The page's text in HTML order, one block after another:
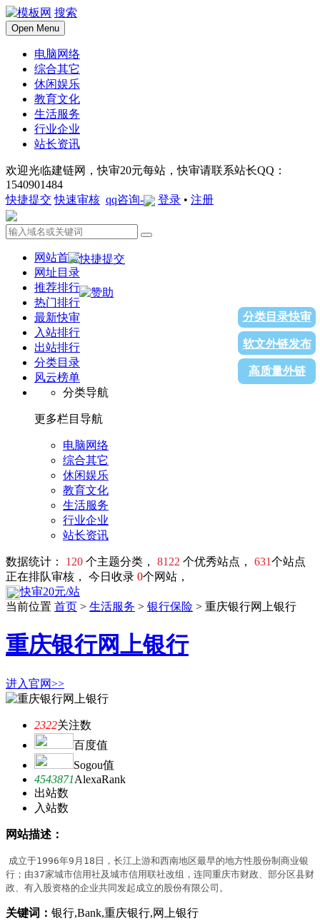
搜索
Open Menu
电脑网络
综合其它
休闲娱乐
教育文化
生活服务
行业企业
站长资讯
欢迎光临建链网，快审20元每站，快审请联系站长QQ：
1540901484
快捷提交 快速审核 qq咨询- 登录 • 注册
网站首页
网址目录
推荐排行
热门排行
最新快审
入站排行
出站排行
分类目录
风云榜单
分类导航
更多栏目导航
电脑网络
综合其它
休闲娱乐
教育文化
生活服务
行业企业
站长资讯
数据统计： 120 个主题分类， 8122 个优秀站点， 631个站点
正在排队审核， 今日收录 0个网站，
快审20元/站
分类目录快审
软文外链发布
高质量外链
当前位置 首页 > 生活服务 > 银行保险 > 重庆银行网上银行
重庆银行网上银行
进入官网>>
2322关注数
百度值
Sogou值
4543871AlexaRank
出站数
入站数
网站描述：
成立于1996年9月18日，长江上游和西南地区最早的地方性股份制商业银
行；由37家城市信用社及城市信用联社改组，连同重庆市财政、部分区县财
政、有入股资格的企业共同发起成立的股份有限公司。
关键词： 银行,Bank,重庆银行,网上银行